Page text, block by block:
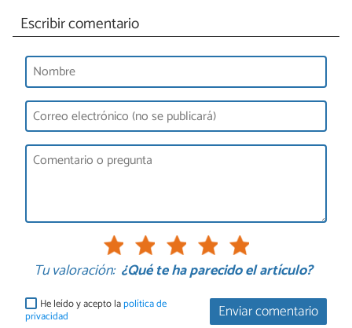
Escribir comentario
Tu valoración: ¿Qué te ha parecido el artículo?
Enviar comentario
He leído y acepto lapolítica de
privacidad